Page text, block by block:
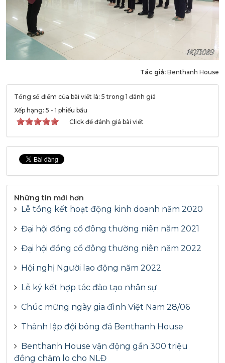
Tác giả: Benthanh House
Tổng số điểm của bài viết là: 5 trong 1 đánh giá
Xếp hạng: 5 - 1 phiếu bầu
Click để đánh giá bài viết
Những tin mới hơn
Lễ tổng kết hoạt động kinh doanh năm 2020
Đại hội đồng cổ đông thường niên năm 2021
Đại hội đồng cổ đông thường niên năm 2022
Hội nghị Người lao động năm 2022
Lễ ký kết hợp tác đào tạo nhân sự
Chúc mừng ngày gia đình Việt Nam 28/06
Thành lập đội bóng đá Benthanh House
Benthanh House vận động gần 300 triệu
đồng chăm lo cho NLĐ